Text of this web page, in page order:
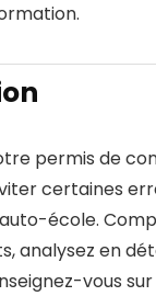
permis de
certaines
école.
analysez en
vous